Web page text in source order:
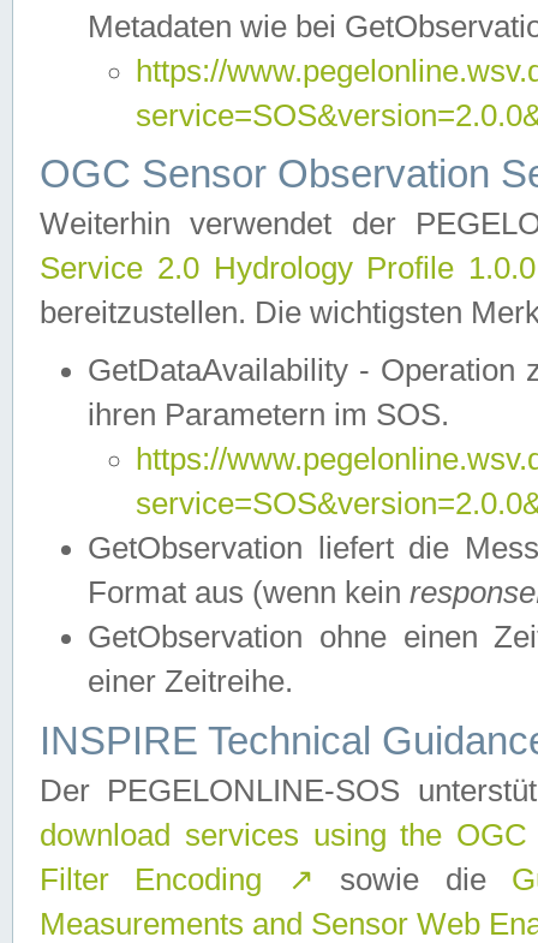
Metadaten wie bei
https://
OGC Sensor Observation
Weiterhin verwendet der
Service 2.0 Hydrology Profile
bereitzustellen. Die wichtigsten
GetDataAvailability - Operation
ihren Parametern im SOS.
https://
GetObservation liefert die
Format aus (wenn kein
GetObservation ohne einen
einer Zeitreihe.
INSPIRE Technical
Der PEGELONLINE-SOS
download services using the
Filter Encoding
↗ sowie die
Measurements and Sensor Web